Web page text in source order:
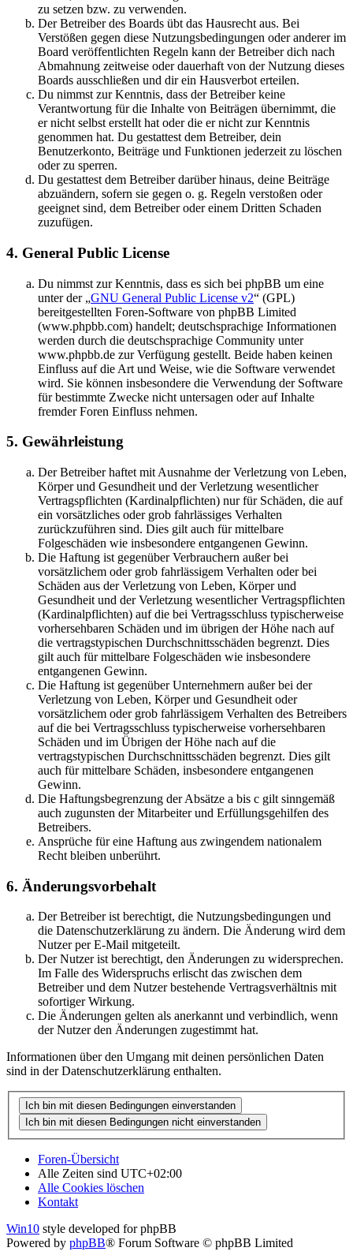
zu setzen bzw. zu verwenden.
Der Betreiber des Boards übt das Hausrecht aus. Bei
Verstößen gegen diese Nutzungsbedingungen oder anderer im
Board veröffentlichten Regeln kann der Betreiber dich nach
Abmahnung zeitweise oder dauerhaft von der Nutzung dieses
Boards ausschließen und dir ein Hausverbot erteilen.
Du nimmst zur Kenntnis, dass der Betreiber keine
Verantwortung für die Inhalte von Beiträgen übernimmt, die
er nicht selbst erstellt hat oder die er nicht zur Kenntnis
genommen hat. Du gestattest dem Betreiber, dein
Benutzerkonto, Beiträge und Funktionen jederzeit zu löschen
oder zu sperren.
Du gestattest dem Betreiber darüber hinaus, deine Beiträge
abzuändern, sofern sie gegen o. g. Regeln verstoßen oder
geeignet sind, dem Betreiber oder einem Dritten Schaden
zuzufügen.
4. General Public License
Du nimmst zur Kenntnis, dass es sich bei phpBB um eine
unter der „GNU General Public License v2“ (GPL)
bereitgestellten Foren-Software von phpBB Limited
(www.phpbb.com) handelt; deutschsprachige Informationen
werden durch die deutschsprachige Community unter
www.phpbb.de zur Verfügung gestellt. Beide haben keinen
Einfluss auf die Art und Weise, wie die Software verwendet
wird. Sie können insbesondere die Verwendung der Software
für bestimmte Zwecke nicht untersagen oder auf Inhalte
fremder Foren Einfluss nehmen.
5. Gewährleistung
Der Betreiber haftet mit Ausnahme der Verletzung von Leben,
Körper und Gesundheit und der Verletzung wesentlicher
Vertragspflichten (Kardinalpflichten) nur für Schäden, die auf
ein vorsätzliches oder grob fahrlässiges Verhalten
zurückzuführen sind. Dies gilt auch für mittelbare
Folgeschäden wie insbesondere entgangenen Gewinn.
Die Haftung ist gegenüber Verbrauchern außer bei
vorsätzlichem oder grob fahrlässigem Verhalten oder bei
Schäden aus der Verletzung von Leben, Körper und
Gesundheit und der Verletzung wesentlicher Vertragspflichten
(Kardinalpflichten) auf die bei Vertragsschluss typischerweise
vorhersehbaren Schäden und im übrigen der Höhe nach auf
die vertragstypischen Durchschnittsschäden begrenzt. Dies
gilt auch für mittelbare Folgeschäden wie insbesondere
entgangenen Gewinn.
Die Haftung ist gegenüber Unternehmern außer bei der
Verletzung von Leben, Körper und Gesundheit oder
vorsätzlichem oder grob fahrlässigem Verhalten des Betreibers
auf die bei Vertragsschluss typischerweise vorhersehbaren
Schäden und im Übrigen der Höhe nach auf die
vertragstypischen Durchschnittsschäden begrenzt. Dies gilt
auch für mittelbare Schäden, insbesondere entgangenen
Gewinn.
Die Haftungsbegrenzung der Absätze a bis c gilt sinngemäß
auch zugunsten der Mitarbeiter und Erfüllungsgehilfen des
Betreibers.
Ansprüche für eine Haftung aus zwingendem nationalem
Recht bleiben unberührt.
6. Änderungsvorbehalt
Der Betreiber ist berechtigt, die Nutzungsbedingungen und
die Datenschutzerklärung zu ändern. Die Änderung wird dem
Nutzer per E-Mail mitgeteilt.
Der Nutzer ist berechtigt, den Änderungen zu widersprechen.
Im Falle des Widerspruchs erlischt das zwischen dem
Betreiber und dem Nutzer bestehende Vertragsverhältnis mit
sofortiger Wirkung.
Die Änderungen gelten als anerkannt und verbindlich, wenn
der Nutzer den Änderungen zugestimmt hat.
Informationen über den Umgang mit deinen persönlichen Daten
sind in der Datenschutzerklärung enthalten.
Foren-Übersicht
Alle Zeiten sind UTC+02:00
Alle Cookies löschen
Kontakt
Win10 style developed for phpBB
Powered by phpBB® Forum Software © phpBB Limited